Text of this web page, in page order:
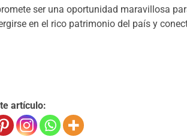
ser una oportunidad maravillosa
en el rico patrimonio del país y
artículo: